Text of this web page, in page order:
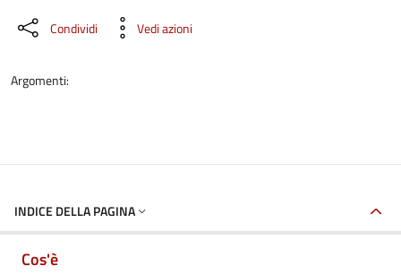
Condividi Vedi azioni
Argomenti:
INDICE DELLA PAGINA
Cos'è